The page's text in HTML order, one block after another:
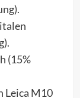
(15%
Leica M10